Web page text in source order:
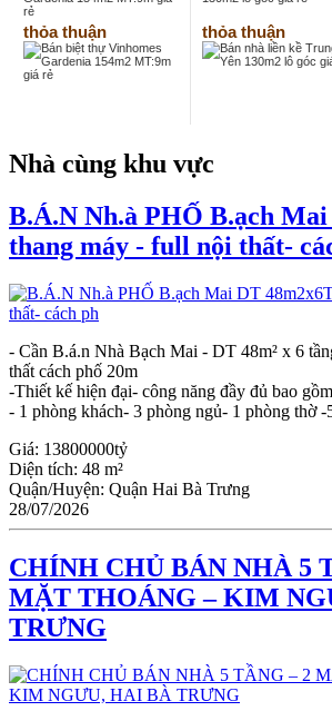
rẻ
thỏa thuận thỏa thuận
Nhà cùng khu vực
B.Á.N Nh.à PHỐ B.ạch
thang máy - full nội thất-
- Cần B.á.n Nhà Bạch Mai - DT 48m² x 6
thất cách phố 20m
-Thiết kế hiện đại- công năng đầy đủ bao
- 1 phòng khách- 3 phòng ngủ- 1 phòng thờ -
Giá: 13800000tỷ
Diện tích: 48 m²
Quận/Huyện: Quận Hai Bà Trưng
28/07/2026
CHÍNH CHỦ BÁN NHÀ 5
MẶT THOÁNG – KIM
TRƯNG